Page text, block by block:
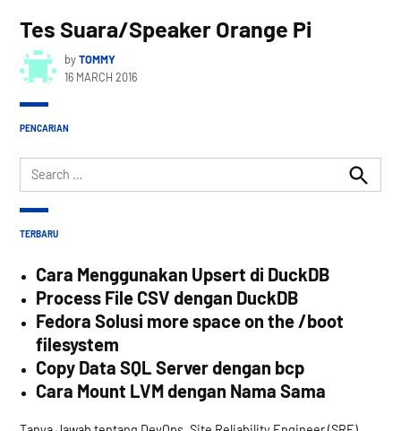
Tes Suara/Speaker Orange Pi
byTOMMY
16 MARCH 2016
PENCARIAN
Search
for:
Search
TERBARU
Cara Menggunakan Upsert di DuckDB
Process File CSV dengan DuckDB
Fedora Solusi more space on the /boot
filesystem
Copy Data SQL Server dengan bcp
Cara Mount LVM dengan Nama Sama